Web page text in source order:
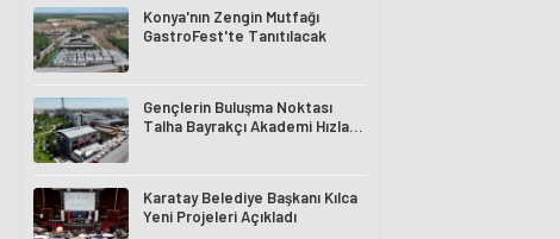
Konya'nın Zengin Mutfağı
GastroFest'te Tanıtılacak
Gençlerin Buluşma Noktası
Talha Bayrakçı Akademi Hızla
Karatay Belediye Başkanı Kılca
Yeni Projeleri Açıkladı